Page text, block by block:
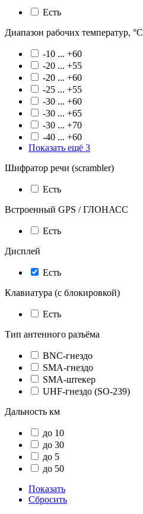
Есть
Диапазон рабочих температур, °С
-10 ... +60
-20 ... +55
-20 ... +60
-25 ... +55
-30 ... +60
-30 ... +65
-30 ... +70
-40 ... +60
Показать ещё 3
Шифратор речи (scrambler)
Есть
Встроенный GPS / ГЛОНАСС
Есть
Дисплей
Есть
Клавиатура (с блокировкой)
Есть
Тип антенного разъёма
BNC-гнездо
SMA-гнездо
SMA-штекер
UHF-гнездо (SO-239)
Дальность км
до 10
до 30
до 5
до 50
Показать
Сбросить